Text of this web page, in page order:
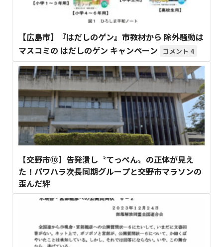
【広島市】『はだしのゲン』市教材から 除外騒動は
マスコミの はだしのゲン キャンペーン
4
【交野市⑩】告発潰し〝てっぺん〟の正体が見え
た！パワハラ次長同期グループと交野市マラソンの
歪んだ絆